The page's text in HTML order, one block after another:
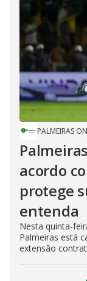
PALMEIRAS
acordo
protege
entenda
Nesta quinta-
Palmeiras está
extensão